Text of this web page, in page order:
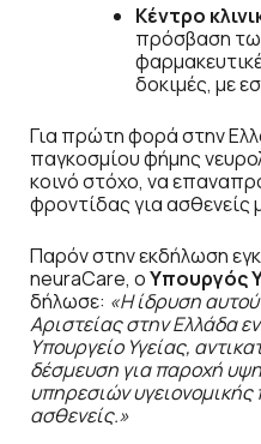
Κέντρο
πρόσβαση
δοκιμές, με
Για πρώτη φορά στην
παγκοσμίου φήμης
κοινό στόχο, να
φροντίδας για ασθενείς
Παρόν στην εκδήλωση
neuraCare, οΥπουργός
δήλωσε: «Η ίδρυση
Αριστείας στην Ελλάδα
Υπουργείο Υγείας,
δέσμευση για παροχή
υπηρεσιών
ασθενείς.»